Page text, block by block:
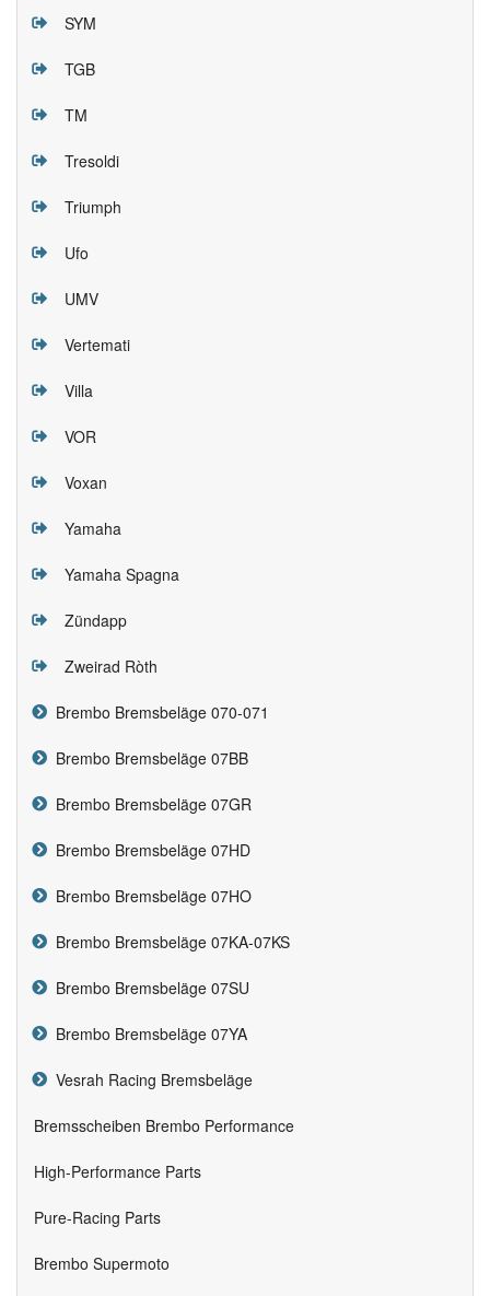
SYM
TGB
TM
Tresoldi
Triumph
Ufo
UMV
Vertemati
Villa
VOR
Voxan
Yamaha
Yamaha Spagna
Zündapp
Zweirad Ròth
Brembo Bremsbeläge 070-071
Brembo Bremsbeläge 07BB
Brembo Bremsbeläge 07GR
Brembo Bremsbeläge 07HD
Brembo Bremsbeläge 07HO
Brembo Bremsbeläge 07KA-07KS
Brembo Bremsbeläge 07SU
Brembo Bremsbeläge 07YA
Vesrah Racing Bremsbeläge
Bremsscheiben Brembo Performance
High-Performance Parts
Pure-Racing Parts
Brembo Supermoto